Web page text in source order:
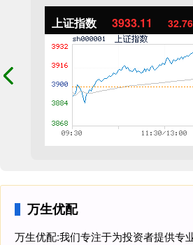
上证指数 3933.11 32.76
万生优配
万生优配:我们专注于为投资者提供专